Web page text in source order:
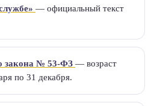
— официальный текст
закона № 53-ФЗ — возраст
по 31 декабря.